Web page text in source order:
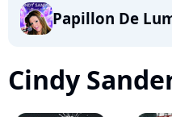
Papillon De
Cindy